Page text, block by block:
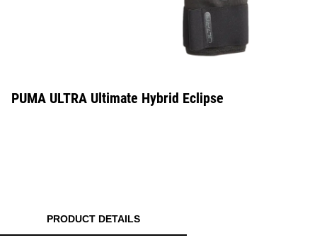
PUMA ULTRA Ultimate Hybrid Eclipse
PRODUCT DETAILS